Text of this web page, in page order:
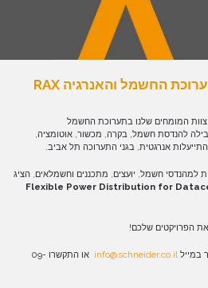
העוצמה שבמצוינות בתערוכת החשמל והאנרגיה RAX
המומחים שלנו בתערוכת החשמל
להנדסת חשמל, בקרה, מכשור, אוטומציה,
אנרגטית, בגני התערוכה תל אביב.
למהנדסי חשמל, יועצים, מתכננים וחשמלאים, הציג
Flexible Power Distribution for
הפרויקטים שלכם!
במיילinfo@schneider.co.il
או התקשרו 09-